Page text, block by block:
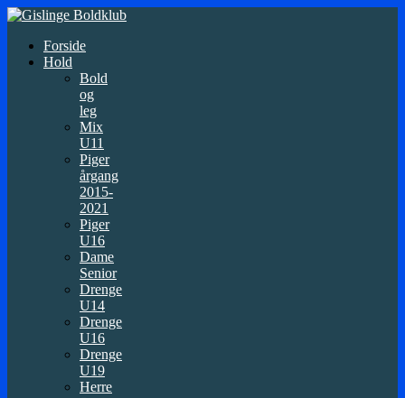
Forside
Hold
Bold
og
leg
Mix
U11
Piger
årgang
2015-
2021
Piger
U16
Dame
Senior
Drenge
U14
Drenge
U16
Drenge
U19
Herre